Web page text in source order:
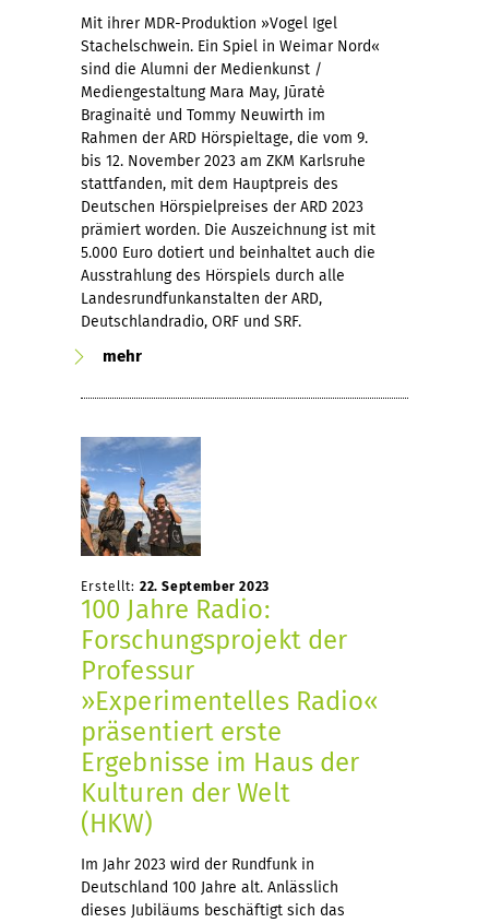
Mit ihrer MDR-Produktion »Vogel Igel
Stachelschwein. Ein Spiel in Weimar Nord«
sind die Alumni der Medienkunst /
Mediengestaltung Mara May, Jūratė
Braginaitė und Tommy Neuwirth im
Rahmen der ARD Hörspieltage, die vom 9.
bis 12. November 2023 am ZKM Karlsruhe
stattfanden, mit dem Hauptpreis des
Deutschen Hörspielpreises der ARD 2023
prämiert worden. Die Auszeichnung ist mit
5.000 Euro dotiert und beinhaltet auch die
Ausstrahlung des Hörspiels durch alle
Landesrundfunkanstalten der ARD,
Deutschlandradio, ORF und SRF.
mehr
Erstellt: 22. September 2023
100 Jahre Radio:
Forschungsprojekt der
Professur
»Experimentelles Radio«
präsentiert erste
Ergebnisse im Haus der
Kulturen der Welt
(HKW)
Im Jahr 2023 wird der Rundfunk in
Deutschland 100 Jahre alt. Anlässlich
dieses Jubiläums beschäftigt sich das